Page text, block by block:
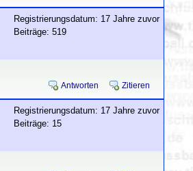
Registrierungsdatum: 17 Jahre zuvor
Beiträge: 519
Antworten Zitieren
Registrierungsdatum: 17 Jahre zuvor
Beiträge: 15